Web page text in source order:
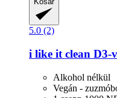
5.0 (2)
i like it clean D3-​
Alkohol nélkül
Vegán -